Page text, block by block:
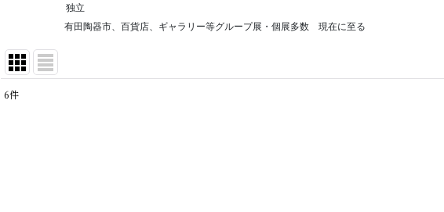
独立
有田陶器市、百貨店、ギャラリー等グループ展・個展多数　現在に至る
6件